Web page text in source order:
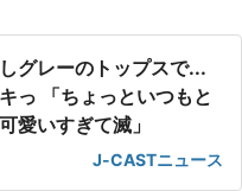
グレーのトップスで...
っ 「ちょっといつもと
愛いすぎて滅」
J-CASTニュース